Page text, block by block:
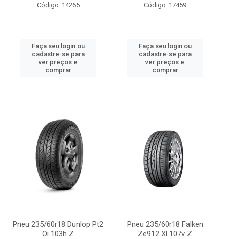
Código: 14265
Faça seu login ou
cadastre-se para
ver preços e
comprar
Código: 17459
Faça seu login ou
cadastre-se para
ver preços e
comprar
Pneu 235/60r18 Dunlop Pt2
Oi 103h Z
Pneu 235/60r18 Falken
Ze912 Xl 107v Z